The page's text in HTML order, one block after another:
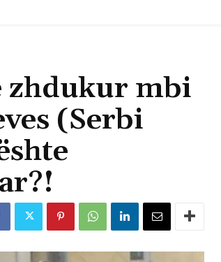
zhdukur mbi
(Serbi